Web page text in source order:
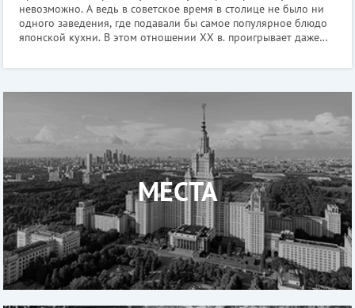
невозможно. А ведь в советское время в столице не было ни
одного заведения, где подавали бы самое популярное блюдо
японской кухни. В этом отношении XX в. проигрывает даже
держать рестораны, чем и во
МЕСТА